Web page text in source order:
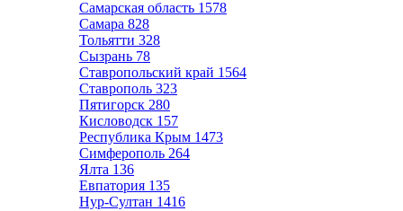
Самарская область 1578
Самара 828
Тольятти 328
Сызрань 78
Ставропольский край 1564
Ставрополь 323
Пятигорск 280
Кисловодск 157
Республика Крым 1473
Симферополь 264
Ялта 136
Евпатория 135
Нур-Султан 1416